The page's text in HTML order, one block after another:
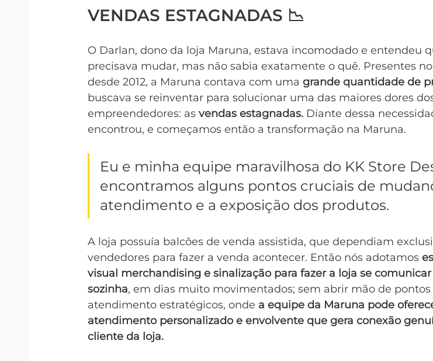
VENDAS ESTAGNADAS 📉
O Darlan, dono da loja Maruna, estava incomodado e entendeu
precisava mudar, mas não sabia exatamente o quê. Presentes
desde 2012, a Maruna contava com uma grande quantidade de
buscava se reinventar para solucionar uma das maiores dores
empreendedores: as vendas estagnadas. Diante dessa
encontrou, e começamos então a transformação na Maruna.
Eu e minha equipe maravilhosa do KK Store
encontramos alguns pontos cruciais de
atendimento e a exposição dos produtos.
A loja possuía balcões de venda assistida, que dependiam
vendedores para fazer a venda acontecer. Então nós adotamos
visual merchandising e sinalização para fazer a loja se
sozinha, em dias muito movimentados; sem abrir mão de pontos
atendimento estratégicos, onde a equipe da Maruna pode
atendimento personalizado e envolvente que gera conexão
cliente da loja.